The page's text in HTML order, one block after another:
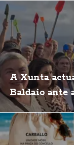
A Xunta
Baldaio ante